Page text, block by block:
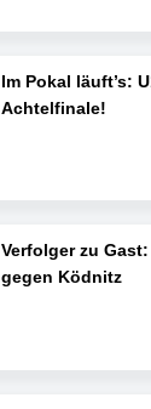
Im Pokal läuft’s:
Achtelfinale!
Verfolger zu
gegen Ködnitz